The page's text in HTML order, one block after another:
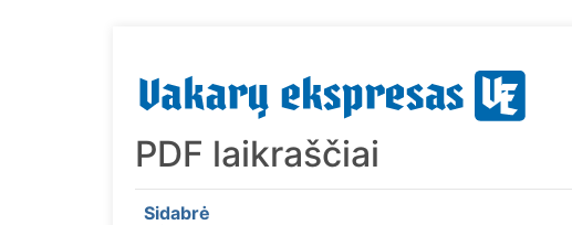
PDF laikraščiai
Sidabrė